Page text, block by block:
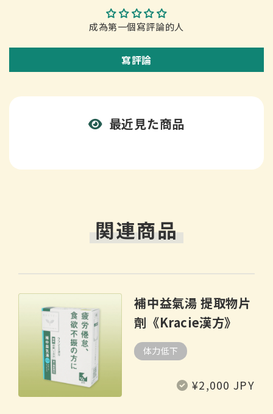
成為第一個寫評論的人
寫評論
最近見た商品
関連商品
補中益氣湯 提取物片
劑《Kracie漢方》
体力低下
定 ¥2,000 JPY